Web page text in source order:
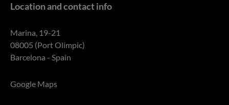
Location and contact info
Marina, 19-21
08005 (Port Olímpic)
Barcelona - Spain
Google Maps